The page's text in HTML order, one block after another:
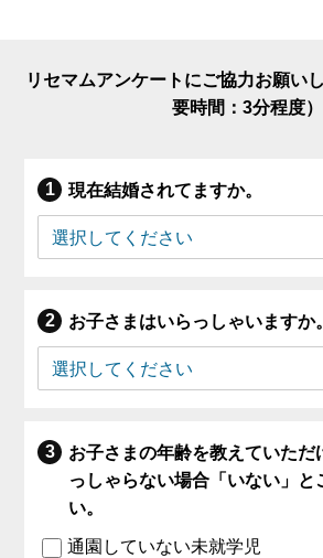
リセマムアンケートにご協力お願い
要時間：3分程度）
現在結婚されてますか。
お子さまはいらっしゃいますか。
お子さまの年齢を教えていただ
っしゃらない場合「いない」と
い。
通園していない未就学児